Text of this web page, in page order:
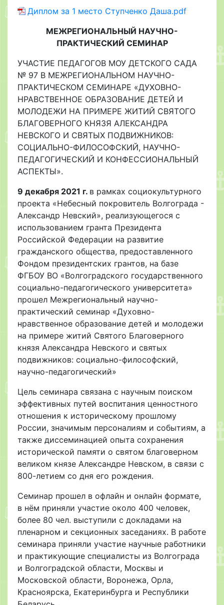
Диплом за 1 место Ступченко Даша.pdf
МЕЖРЕГИОНАЛЬНЫЙ НАУЧНО-
ПРАКТИЧЕСКИЙ СЕМИНАР
УЧАСТИЕ ПЕДАГОГОВ МОУ ДЕТСКОГО САДА
№ 97 В МЕЖРЕГИОНАЛЬНОМ НАУЧНО-
ПРАКТИЧЕСКОМ СЕМИНАРЕ «ДУХОВНО-
НРАВСТВЕННОЕ ОБРАЗОВАНИЕ ДЕТЕЙ И
МОЛОДЕЖИ НА ПРИМЕРЕ ЖИТИЙ СВЯТОГО
БЛАГОВЕРНОГО КНЯЗЯ АЛЕКСАНДРА
НЕВСКОГО И СВЯТЫХ ПОДВИЖНИКОВ:
СОЦИАЛЬНО-ФИЛОСОФСКИЙ, НАУЧНО-
ПЕДАГОГИЧЕСКИЙ И КОНФЕССИОНАЛЬНЫЙ
АСПЕКТЫ».
9 декабря 2021 г. в рамках социокультурного
проекта «Небесный покровитель Волгограда -
Александр Невский», реализующегося с
использованием гранта Президента
Российской Федерации на развитие
гражданского общества, предоставленного
Фондом президентских грантов, на базе
ФГБОУ ВО «Волгоградского государственного
социально-педагогического университета»
прошел Межрегиональный научно-
практический семинар «Духовно-
нравственное образование детей и молодежи
на примере житий Святого Благоверного
князя Александра Невского и святых
подвижников: социально-философский,
научно-педагогический»
Цель семинара связана с научным поиском
эффективных путей воспитания ценностного
отношения к историческому прошлому
России, значимым персоналиям и событиям, а
также диссеминацией опыта сохранения
исторической памяти о святом благоверном
великом князе Александре Невском, в связи с
800-летием со дня его рождения.
Семинар прошел в офлайн и онлайн формате,
в нём приняли участие около 400 человек,
более 80 чел. выступили с докладами на
пленарном и секционных заседаниях. В работе
семинара приняли участие научные работники
и практикующие специалисты из Волгограда
и Волгоградской области, Москвы и
Московской области, Воронежа, Орла,
Красноярска, Екатеринбурга и Республики